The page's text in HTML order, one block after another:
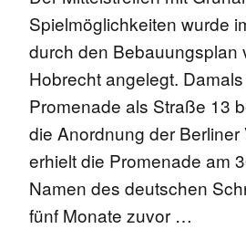
Spielmöglichkeiten wurde
durch den Bebauungsplan
Hobrecht angelegt.
Promenade als Straße 13
die Anordnung der Berliner
erhielt die Promenade am
Namen des deutschen
fünf Monate zuvor …